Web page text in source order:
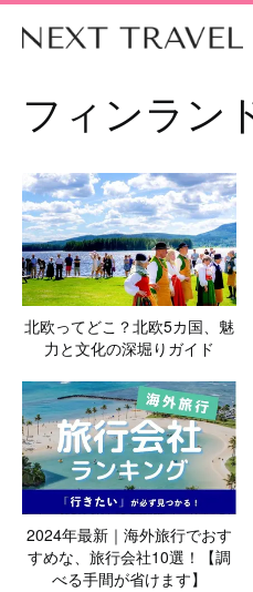
フィンラン
北欧ってどこ？北欧5カ国、魅
力と文化の深堀りガイド
2024年最新｜海外旅行でおす
すめな、旅行会社10選！【調
べる手間が省けます】